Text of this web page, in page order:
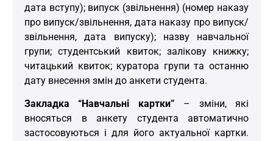
дата вступу); випуск (звільнення) (номер наказу
про випуск/звільнення, дата наказу про випуск/
звільнення, дата випуску); назву навчальної
групи; студентський квиток; залікову книжку;
читацький квиток; куратора групи та останню
дату внесення змін до анкети студента.
Закладка “Навчальні картки” – зміни, які
вносяться в анкету студента автоматично
застосовуються і для його актуальної картки.